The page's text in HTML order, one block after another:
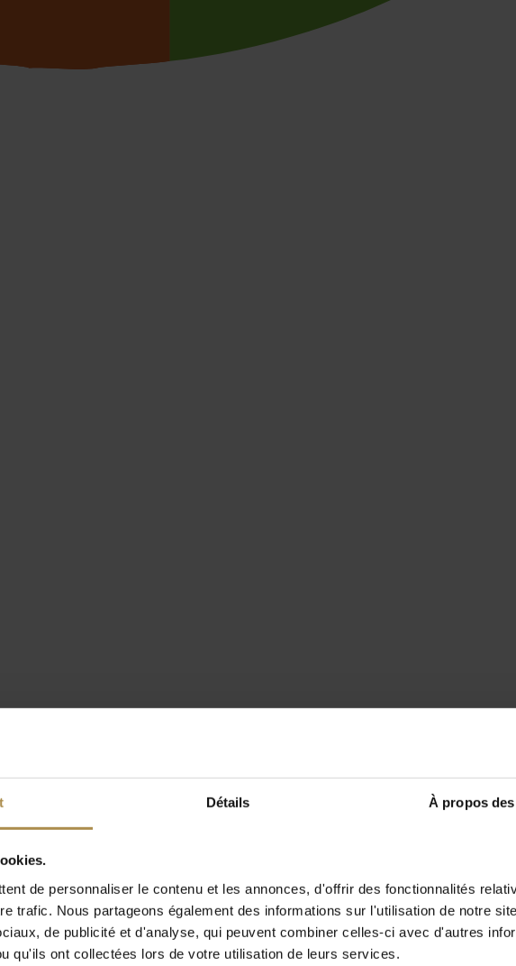
Détails À propos
de personnaliser le contenu et les annonces, d'offrir des fonctionnalités
trafic. Nous partageons également des informations sur l'utilisation de notre
de publicité et d'analyse, qui peuvent combiner celles-ci avec d'autres
qu'ils ont collectées lors de votre utilisation de leurs services.